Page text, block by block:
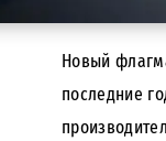
Новый
последние